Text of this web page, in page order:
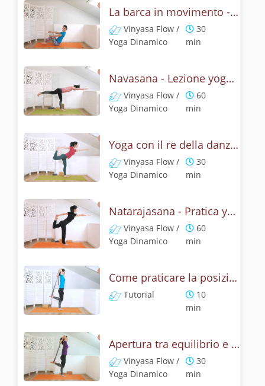
La barca in movimento - Addominali con Navasana
Vinyasa Flow /
Yoga Dinamico
30
min
Navasana - Lezione yoga con la mitologia della posizione della barca
Vinyasa Flow /
Yoga Dinamico
60
min
Yoga con il re della danza - Natarajasana con un braccio
Vinyasa Flow /
Yoga Dinamico
30
min
Natarajasana - Pratica yoga con la tecnica della posizione di Shiva danzante
Vinyasa Flow /
Yoga Dinamico
60
min
Come praticare la posizione Signore della danza? Tutorial di Natarajasana
Tutorial
10
min
Apertura tra equilibrio e cuore - Natrajasana
Vinyasa Flow /
Yoga Dinamico
30
min